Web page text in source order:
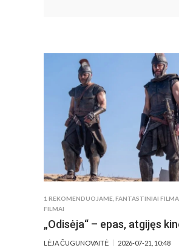
1 REKOMENDUOJAME FANTASTINIAI
FILMAI
„Odisėja“ – epas, atgijęs
LĖJA ČUGUNOVAITĖ 2026-07-21, 10:48